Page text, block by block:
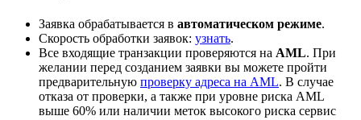
Заявка обрабатывается в автоматическом режиме.
Скорость обработки заявок: узнать.
Все входящие транзакции проверяются на AML. При
желании перед созданием заявки вы можете пройти
предварительную проверку адреса на AML. В случае
отказа от проверки, а также при уровне риска AML
выше 60% или наличии меток высокого риска сервис